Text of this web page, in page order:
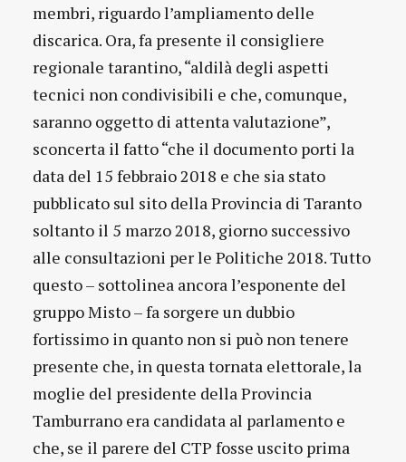
membri, riguardo l’ampliamento delle
discarica. Ora, fa presente il consigliere
regionale tarantino, “aldilà degli aspetti
tecnici non condivisibili e che, comunque,
saranno oggetto di attenta valutazione”,
sconcerta il fatto “che il documento porti la
data del 15 febbraio 2018 e che sia stato
pubblicato sul sito della Provincia di Taranto
soltanto il 5 marzo 2018, giorno successivo
alle consultazioni per le Politiche 2018. Tutto
questo – sottolinea ancora l’esponente del
gruppo Misto – fa sorgere un dubbio
fortissimo in quanto non si può non tenere
presente che, in questa tornata elettorale, la
moglie del presidente della Provincia
Tamburrano era candidata al parlamento e
che, se il parere del CTP fosse uscito prima